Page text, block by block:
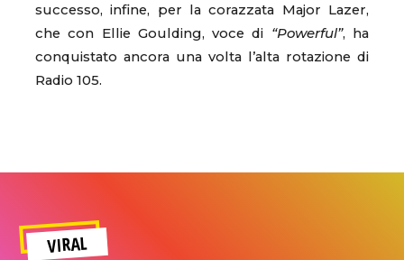
successo, infine, per la corazzata Major Lazer,
che con Ellie Goulding, voce di “Powerful”, ha
conquistato ancora una volta l’alta rotazione di
Radio 105.
VIRAL